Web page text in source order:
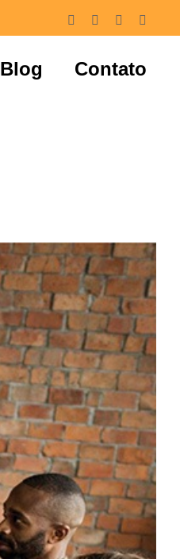
FacebookInstagramLinkedIn
Blog Contato